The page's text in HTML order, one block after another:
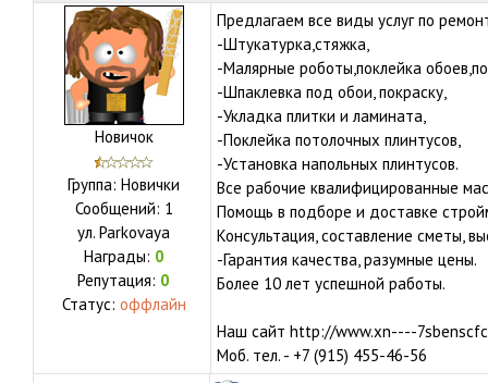
Новичок
Группа: Новички
Сообщений: 1
ул. Parkovaya
Награды: 0
Репутация: 0
Статус: оффлайн
Предлагаем все виды услуг по
-Штукатурка,стяжка,
-Малярные роботы,поклейка
-Шпаклевка под обои, покраску,
-Укладка плитки и ламината,
-Поклейка потолочных плинтусов,
-Установка напольных плинтусов.
Все рабочие квалифицированные
Помощь в подборе и доставке
Консультация, составление сметы,
-Гарантия качества, разумные цены.
Более 10 лет успешной работы.
Наш сайт http://www.xn----
Моб. тел. - +7 (915) 455-46-56